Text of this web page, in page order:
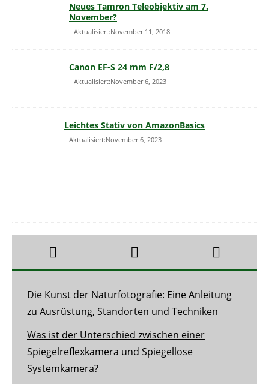
Neues Tamron Teleobjektiv am 7.
November?
Aktualisiert:November 11, 2018
Canon EF-S 24 mm F/2,8
Aktualisiert:November 6, 2023
Leichtes Stativ von AmazonBasics
Aktualisiert:November 6, 2023
Die Kunst der Naturfotografie: Eine Anleitung
zu Ausrüstung, Standorten und Techniken
Was ist der Unterschied zwischen einer
Spiegelreflexkamera und Spiegellose
Systemkamera?